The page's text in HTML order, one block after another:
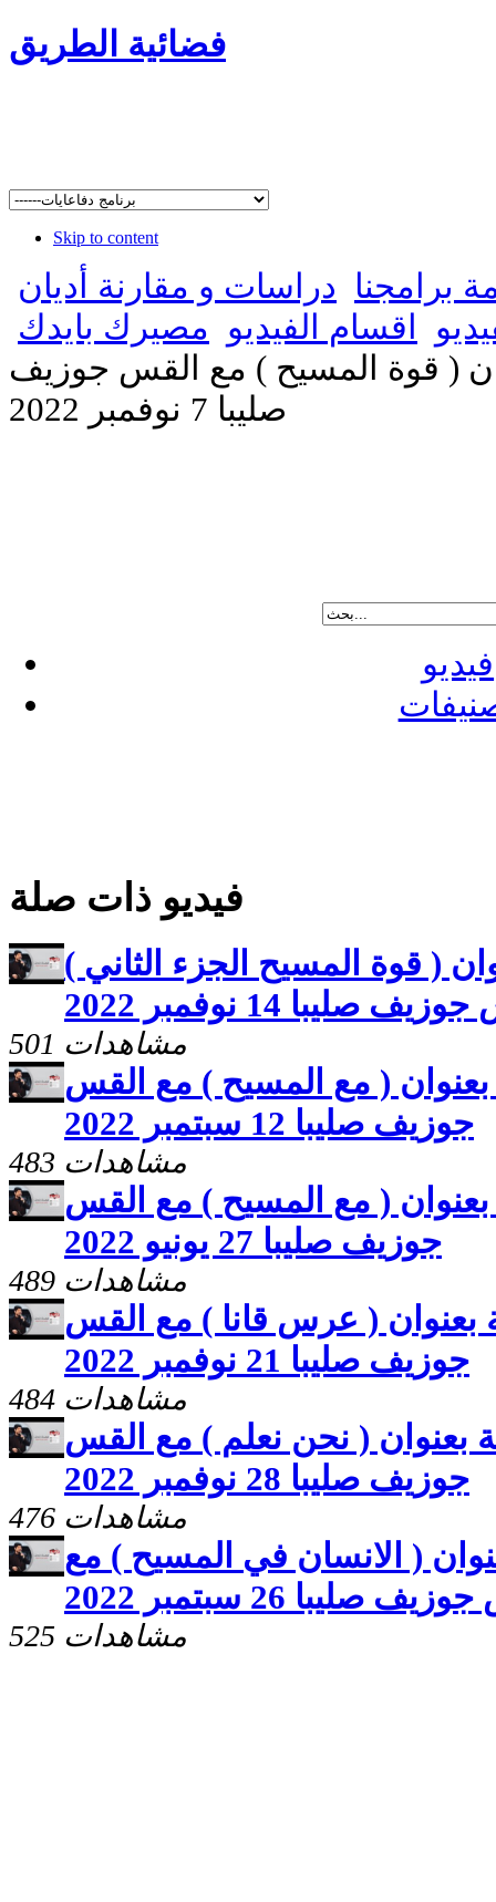
فضائية الطريق
Skip to content
برامجنا
دراسات و مقارنة أديان
اقسام الفيديو مصيرك بايدك
( قوة المسيح ) مع القس جوزيف
صليبا 7 نوفمبر 2022
فيديو
فيديو ذات صلة
( قوة المسيح الجزء الثاني )
صليبا 14 نوفمبر 2022
501 مشاهدات
( مع المسيح ) مع القس
جوزيف صليبا 12 سبتمبر 2022
483 مشاهدات
( مع المسيح ) مع القس
جوزيف صليبا 27 يونيو 2022
489 مشاهدات
بعنوان ( عرس قانا ) مع القس
جوزيف صليبا 21 نوفمبر 2022
484 مشاهدات
بعنوان ( نحن نعلم ) مع القس
جوزيف صليبا 28 نوفمبر 2022
476 مشاهدات
( الانسان في المسيح ) مع
صليبا 26 سبتمبر 2022
525 مشاهدات